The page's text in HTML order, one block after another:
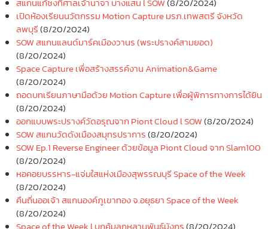
สแกนแก้ชงที่ศาลเจ้านาจา บางแสน l SOW(8/20/2024)
เปิดห้องเรียนนวัตกรรม Motion Capture มรภ.เทพสตรี จังหวัด
ลพบุรี(8/20/2024)
SOW สแกนแลนด์มาร์คเมืองวานร (พระปรางค์สามยอด)
(8/20/2024)
Space Capture เพื่อสร้างสรรค์งาน Animation&Game
(8/20/2024)
ถอดบทเรียนภาษามือด้วย Motion Capture เพื่อผู้พิการทางการได้ยิน
(8/20/2024)
ออกแบบพระปรางค์วัดอรุณจาก Piont Cloud l SOW(8/20/2024)
SOW สแกนวัดดังเมืองสมุทรปราการ(8/20/2024)
SOW Ep.1 Reverse Engineer ด้วยข้อมูล Piont Cloud จาก Slam100
(8/20/2024)
หอคอยบรรหาร-แจ่มใสแห่งเมืองสุพรรณบุรี Space of the Week
(8/20/2024)
คืนถิ่นออเจ้า สแกนองค์ภูเขาทอง จ.อยุธยา Space of the Week
(8/20/2024)